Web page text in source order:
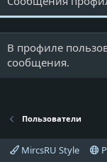
В профиле
сообщения.
Пользователи
MircsRU Style